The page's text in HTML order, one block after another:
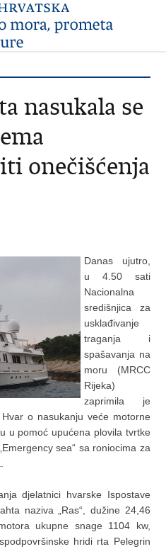
nasukala se
onečišćenja
Danas ujutro,
u 4.50 sati
Nacionalna
središnjica za
usklađivanje
traganja i
spašavanja na
moru (MRCC
Rijeka)
zaprimila je
o nasukanju veće motorne
u pomoć upućena plovila tvrtke
sea“ sa roniocima za
djelatnici hvarske Ispostave
naziva „Ras“, dužine 24,46
ukupne snage 1104 kw,
hridi rta Pelegrin